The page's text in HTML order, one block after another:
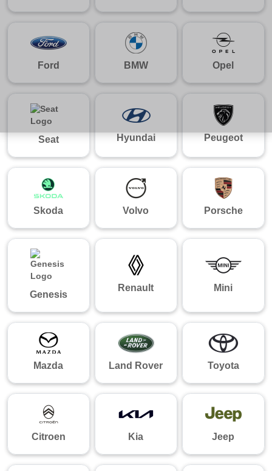
Ford BMW Opel
Seat Hyundai Peugeot
Skoda Volvo Porsche
Genesis
Renault Mini
Mazda Land Rover Toyota
Citroen Kia Jeep